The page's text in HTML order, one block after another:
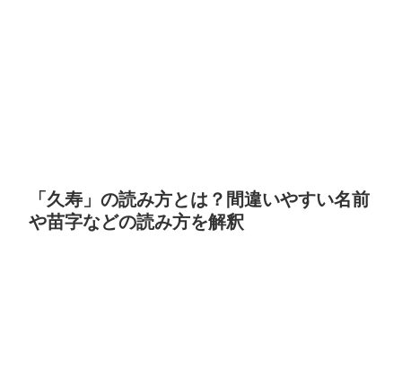
「久寿」の読み方とは？間違いやすい名前
や苗字などの読み方を解釈